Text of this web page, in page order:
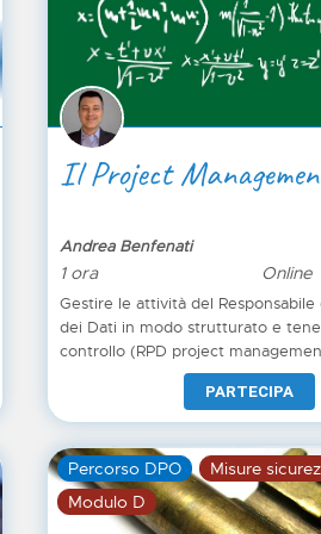
Il Project
Andrea Benfenati
1 ora Online
Gestire le attività del
dei Dati in modo strutturato e
controllo (RPD project
PARTECIPA
Percorso DPO
Misure
Modulo D